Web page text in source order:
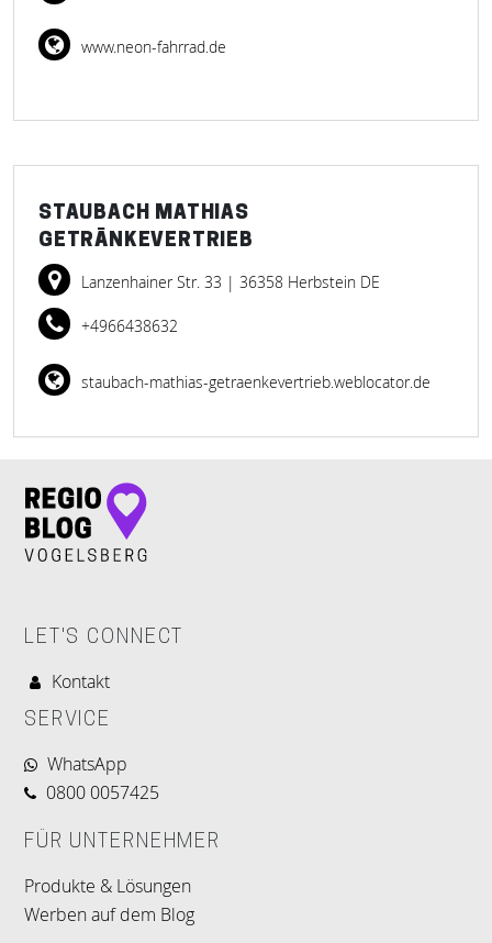
www.neon-fahrrad.de
STAUBACH MATHIAS
GETRÄNKEVERTRIEB
Lanzenhainer Str. 33 | 36358 Herbstein DE
+4966438632
staubach-mathias-getraenkevertrieb.weblocator.de
LET'S CONNECT
Kontakt
SERVICE
WhatsApp
0800 0057425
FÜR UNTERNEHMER
Produkte & Lösungen
Werben auf dem Blog